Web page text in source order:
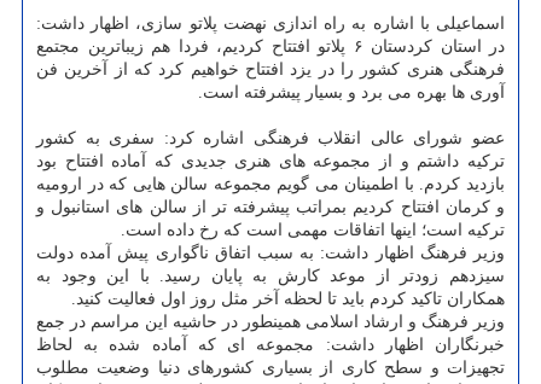
اسماعیلی با اشاره به راه اندازی نهضت پلاتو سازی، اظهار داشت:
در استان کردستان ۶ پلاتو افتتاح کردیم، فردا هم زیباترین مجتمع
فرهنگی هنری کشور را در یزد افتتاح خواهیم کرد که از آخرین فن
آوری ها بهره می برد و بسیار پیشرفته است.
عضو شورای عالی انقلاب فرهنگی اشاره کرد: سفری به کشور
ترکیه داشتم و از مجموعه های هنری جدیدی که آماده افتتاح بود
بازدید کردم. با اطمینان می گویم مجموعه سالن هایی که در ارومیه
و کرمان افتتاح کردیم بمراتب پیشرفته تر از سالن های استانبول و
ترکیه است؛ اینها اتفاقات مهمی است که رخ داده است.
وزیر فرهنگ اظهار داشت: به سبب اتفاق ناگواری پیش آمده دولت
سیزدهم زودتر از موعد کارش به پایان رسید. با این وجود به
همکاران تاکید کردم باید تا لحظه آخر مثل روز اول فعالیت کنید.
وزیر فرهنگ و ارشاد اسلامی همینطور در حاشیه این مراسم در جمع
خبرنگاران اظهار داشت: مجموعه ای که آماده شده به لحاظ
تجهیزات و سطح کاری از بسیاری کشورهای دنیا وضعیت مطلوب